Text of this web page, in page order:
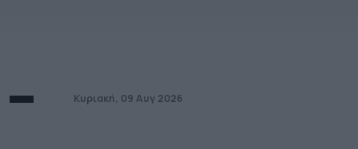
Κυριακή, 09 Αυγ 2026